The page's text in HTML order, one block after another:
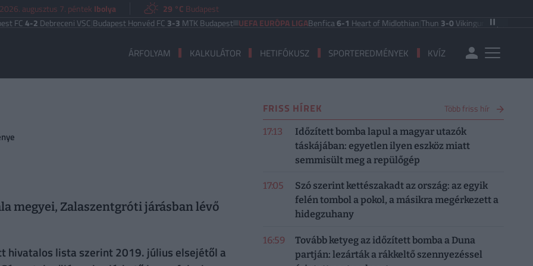
2026. augusztus 7. péntek Ibolya 29 °C Budapest
4-2Debreceni VSC|Budapest Honvéd FC3-3MTK Budapest UEFA EURÓPA LIGABenfica6-1Heart of Midlothian|Thun3-0Vikingur Reykjavik
ÁRFOLYAM KALKULÁTOR HETIFÓKUSZ SPORTEREDMÉNYEK KVÍZ
megyei, Zalaszentgróti járásban lévő
hivatalos lista szerint 2019. július elsejétől a
FRISS HÍREK Több friss hír
17:13
Időzített bomba lapul a magyar utazók
táskájában: egyetlen ilyen eszköz miatt
semmisült meg a repülőgép
17:05
Szó szerint kettészakadt az ország: az egyik
felén tombol a pokol, a másikra megérkezett a
hidegzuhany
16:59
Tovább ketyeg az időzített bomba a Duna
partján: lezárták a rákkeltő szennyezéssel